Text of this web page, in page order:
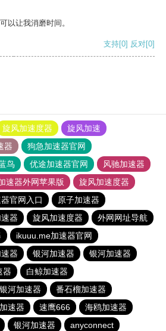
以让我消磨时间。
支持[0] 反对[0]
旋风加速度器
旋风加速
器
狗急加速器官网
鸟 优途加速器官网
风驰加速器
速器外网苹果版
旋风加速度器
官网入口
原子加速器
器 旋风加速度器
外网网址导航
ikuuu.me加速器官网
器 银河加速器
银河加速器
器
白鲸加速器
银河加速器
番石榴加速器
速器 速鹰666
海鸥加速器
银河加速器 anyconnect